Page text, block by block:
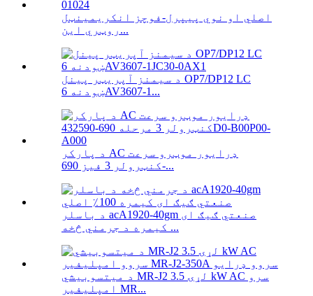
اصلي او نوي پیپرل-فوچز انکریمینټل
روټري این...
د سیمنز آپریټر پینل OP7/DP12 LC
ښودنه 6AV3607-1...
د پارکر AC ډرایور موټرو سرعت
کنټرولر 3 فیز 690-...
د باسلر acA1920-40gm صنعتي ګیګ ای
کیمره د جرمني څخه ...
د میتسوبیشي MR-J2 لړۍ 3.5 kW AC سرو
امپلیفیر MR...